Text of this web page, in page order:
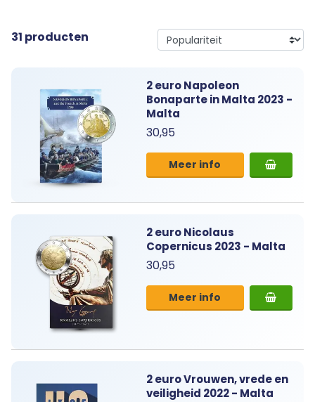
31 producten
2 euro Napoleon
Bonaparte in Malta 2023 -
Malta
30,95
Meer info
2 euro Nicolaus
Copernicus 2023 - Malta
30,95
Meer info
2 euro Vrouwen, vrede en
veiligheid 2022 - Malta